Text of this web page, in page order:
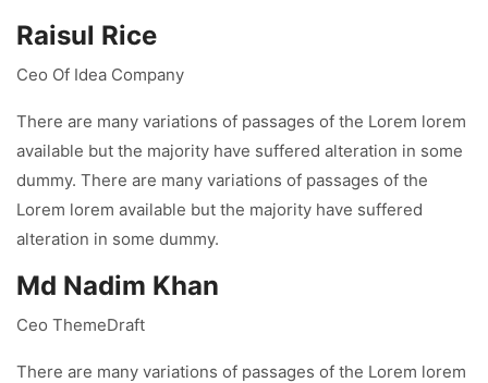
Raisul Rice
Ceo Of Idea Company
There are many variations of passages of the Lorem lorem
available but the majority have suffered alteration in some
dummy. There are many variations of passages of the
Lorem lorem available but the majority have suffered
alteration in some dummy.
Md Nadim Khan
Ceo ThemeDraft
There are many variations of passages of the Lorem lorem